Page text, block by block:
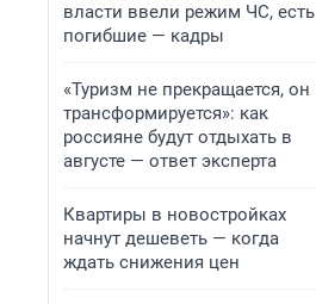
власти ввели режим ЧС, есть
погибшие — кадры
«Туризм не прекращается, он
трансформируется»: как
россияне будут отдыхать в
августе — ответ эксперта
Квартиры в новостройках
начнут дешеветь — когда
ждать снижения цен